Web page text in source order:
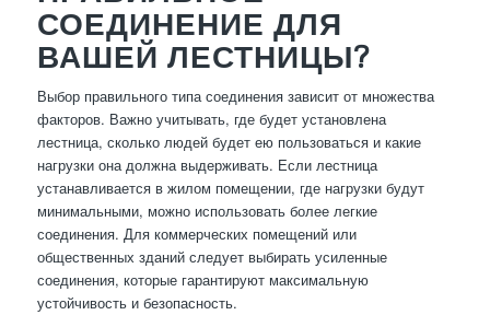
СОЕДИНЕНИЕ ДЛЯ
ВАШЕЙ ЛЕСТНИЦЫ?
Выбор правильного типа соединения зависит от множества
факторов. Важно учитывать, где будет установлена
лестница, сколько людей будет ею пользоваться и какие
нагрузки она должна выдерживать. Если лестница
устанавливается в жилом помещении, где нагрузки будут
минимальными, можно использовать более легкие
соединения. Для коммерческих помещений или
общественных зданий следует выбирать усиленные
соединения, которые гарантируют максимальную
устойчивость и безопасность.